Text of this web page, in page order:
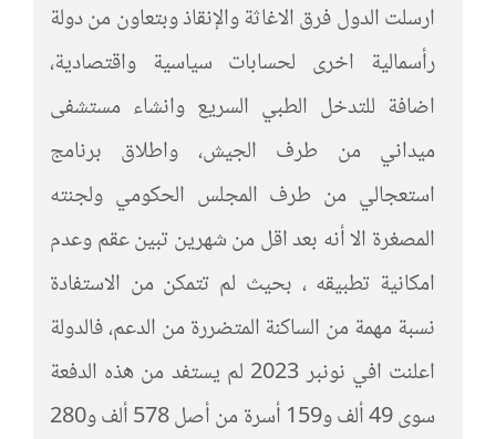
ارسلت الدول فرق الاغاثة والإنقاذ وبتعاون من دولة
رأسمالية اخرى لحسابات سياسية واقتصادية،
اضافة للتدخل الطبي السريع وانشاء مستشفى
ميداني من طرف الجيش، واطلاق برنامج
استعجالي من طرف المجلس الحكومي ولجنته
المصغرة الا أنه بعد اقل من شهرين تبين عقم وعدم
امكانية تطبيقه ، بحيث لم تتمكن من الاستفادة
نسبة مهمة من الساكنة المتضررة من الدعم، فالدولة
اعلنت افي نونبر 2023 لم يستفد من هذه الدفعة
سوى 49 ألف و159 أسرة من أصل 578 ألف و280